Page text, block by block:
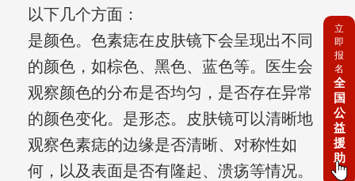
以下几个方面：
是颜色。色素痣在皮肤镜下会呈现出不同
的颜色，如棕色、黑色、蓝色等。医生会
观察颜色的分布是否均匀，是否存在异常
的颜色变化。是形态。皮肤镜可以清晰地
观察色素痣的边缘是否清晰、对称性如
何，以及表面是否有隆起、溃疡等情况。
立
即
报
名
全
国
公
益
援
助